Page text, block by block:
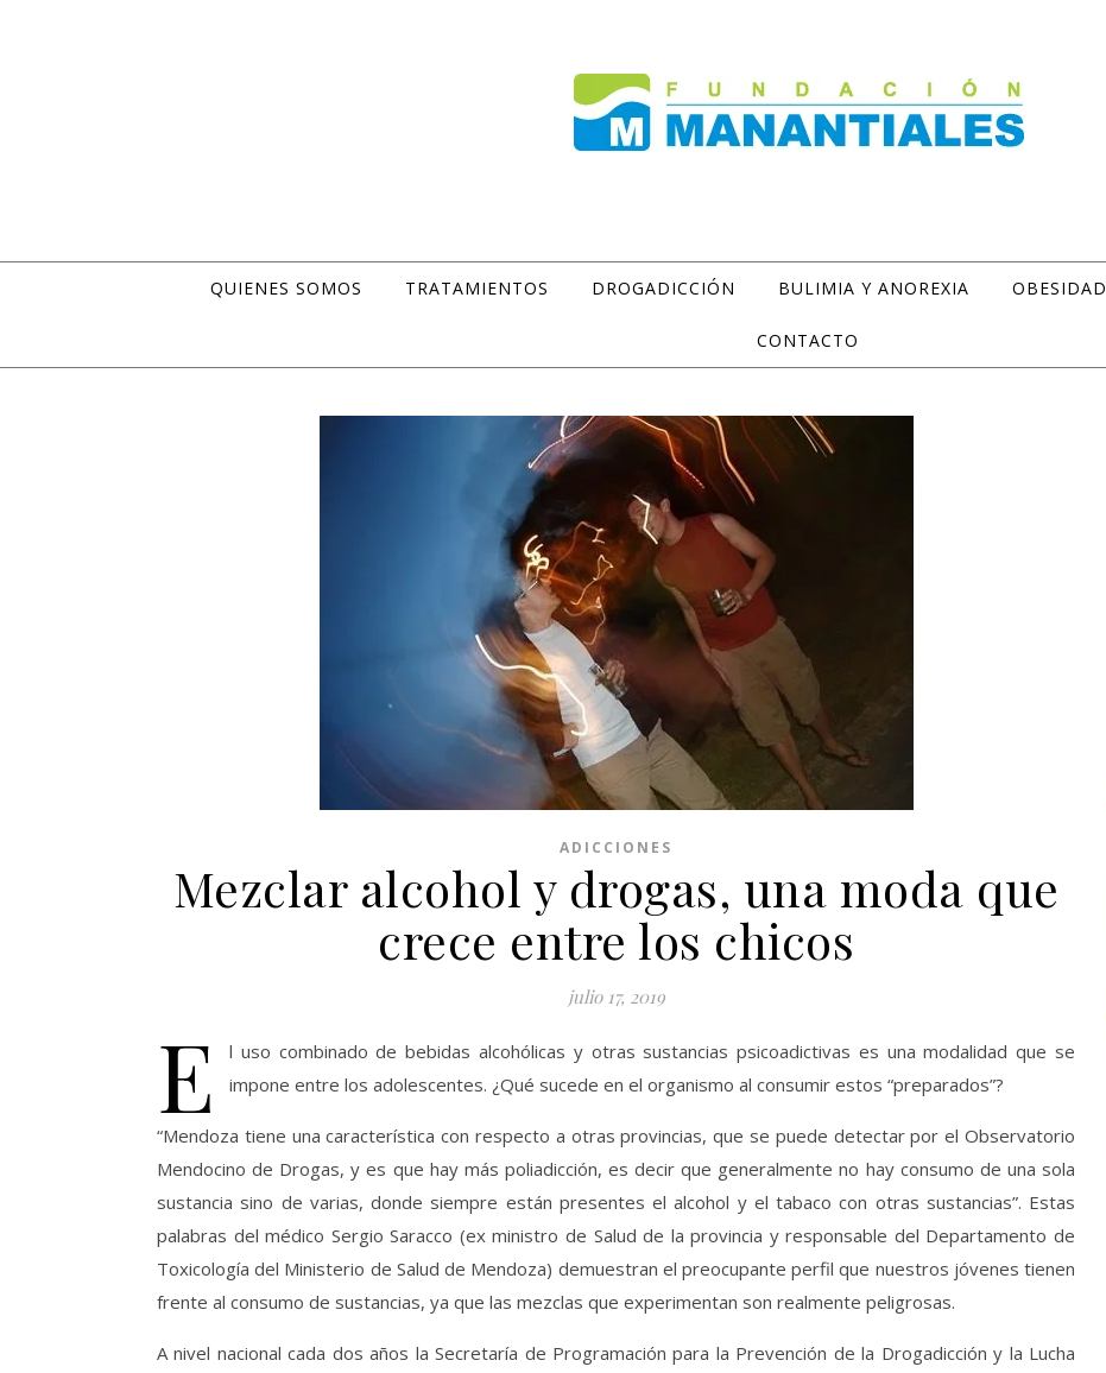
QUIENES SOMOS TRATAMIENTOS DROGADICCIÓN BULIMIA Y ANOREXIA OBESIDAD
CONTACTO
ADICCIONES
Mezclar alcohol y drogas, una moda que
crece entre los chicos
julio 17, 2019
E
l uso combinado de bebidas alcohólicas y otras sustancias psicoadictivas es una modalidad que se
impone entre los adolescentes. ¿Qué sucede en el organismo al consumir estos “preparados”?
“Mendoza tiene una característica con respecto a otras provincias, que se puede detectar por el Observatorio
Mendocino de Drogas, y es que hay más poliadicción, es decir que generalmente no hay consumo de una sola
sustancia sino de varias, donde siempre están presentes el alcohol y el tabaco con otras sustancias”. Estas
palabras del médico Sergio Saracco (ex ministro de Salud de la provincia y responsable del Departamento de
Toxicología del Ministerio de Salud de Mendoza) demuestran el preocupante perfil que nuestros jóvenes tienen
frente al consumo de sustancias, ya que las mezclas que experimentan son realmente peligrosas.
A nivel nacional cada dos años la Secretaría de Programación para la Prevención de la Drogadicción y la Lucha